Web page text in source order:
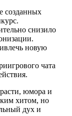
созданных
снизило
новую
чата
юмора и
хитом, но
дух и